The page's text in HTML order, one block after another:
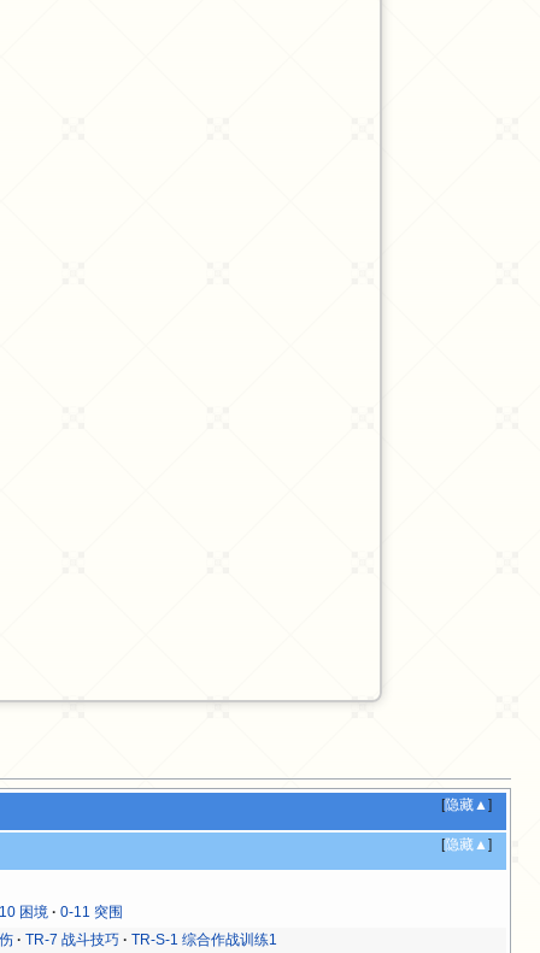
[隐藏▲]
[隐藏▲]
困境
0-11 突围
TR-7 战斗技巧 TR-S-1 综合作战训练1